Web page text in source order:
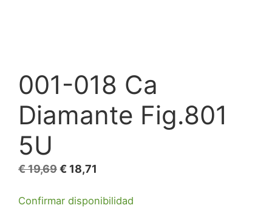
001-018 Ca
Diamante Fig.801
5U
€19,69El
original
€ 18,71
actual
Confirmar disponibilidad